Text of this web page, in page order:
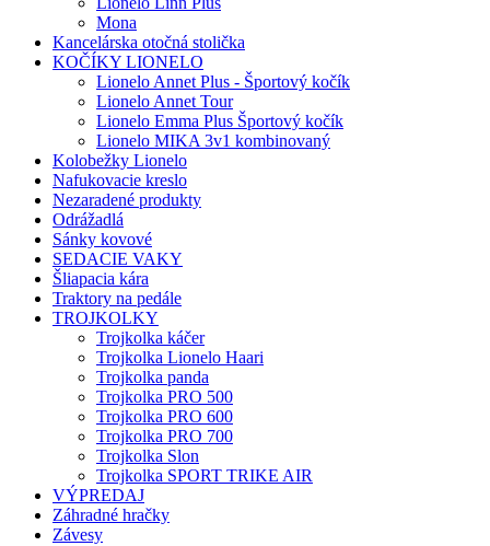
Mona
Kancelárska otočná stolička
KOČÍKY LIONELO
Lionelo Annet Plus - Športový kočík
Lionelo Annet Tour
Lionelo Emma Plus Športový kočík
Lionelo MIKA 3v1 kombinovaný
Kolobežky Lionelo
Nafukovacie kreslo
Nezaradené produkty
Odrážadlá
Sánky kovové
SEDACIE VAKY
Šliapacia kára
Traktory na pedále
TROJKOLKY
Trojkolka káčer
Trojkolka Lionelo Haari
Trojkolka panda
Trojkolka PRO 500
Trojkolka PRO 600
Trojkolka PRO 700
Trojkolka Slon
Trojkolka SPORT TRIKE AIR
VÝPREDAJ
Záhradné hračky
Závesy